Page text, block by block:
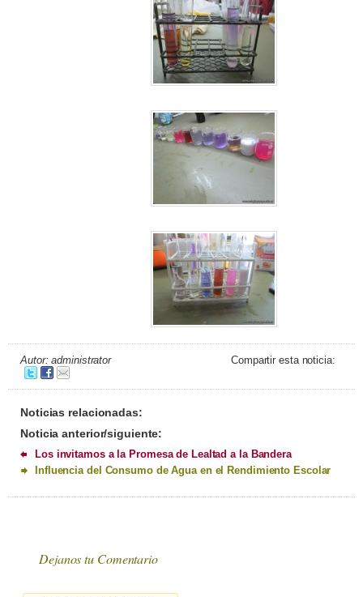
Autor: administrator Compartir esta noticia:
Noticias relacionadas:
Noticia anterior/siguiente:
Los invitamos a la Promesa de Lealtad a la Bandera
Influencia del Consumo de Agua en el Rendimiento Escolar
Dejanos tu Comentario